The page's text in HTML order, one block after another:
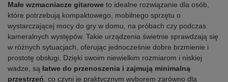
Małe wzmacniacze gitarowe to idealne rozwiązanie dla osób,
które potrzebują kompaktowego, mobilnego sprzętu o
wystarczającej mocy do gry w domu, na próbach czy podczas
kameralnych występów. Takie urządzenia świetnie sprawdzają się
w różnych sytuacjach, oferując jednocześnie dobre brzmienie i
prostotę obsługi. Dzięki swoim niewielkim rozmiarom i niskiej
wadze, są łatwe do przenoszenia i zajmują minimalną
przestrzeń , co czyni je praktycznym wyborem zarówno dla